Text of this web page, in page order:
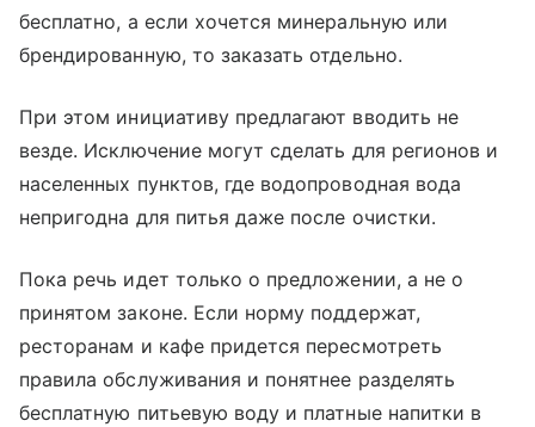
бесплатно, а если хочется минеральную или
брендированную, то заказать отдельно.
При этом инициативу предлагают вводить не
везде. Исключение могут сделать для регионов и
населенных пунктов, где водопроводная вода
непригодна для питья даже после очистки.
Пока речь идет только о предложении, а не о
принятом законе. Если норму поддержат,
ресторанам и кафе придется пересмотреть
правила обслуживания и понятнее разделять
бесплатную питьевую воду и платные напитки в